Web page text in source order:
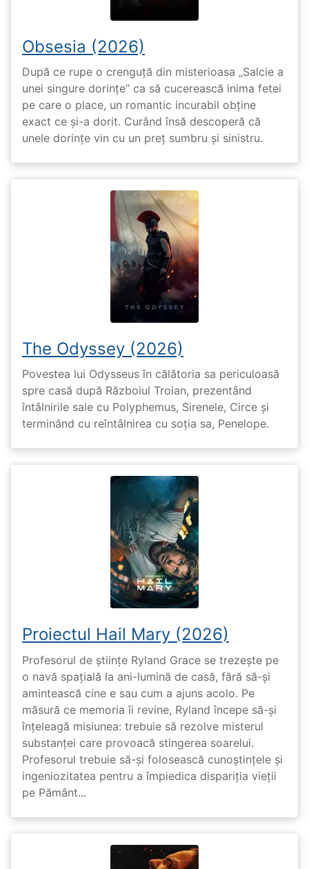
Obsesia (2026)
După ce rupe o crenguță din misterioasa „Salcie a
unei singure dorințe” ca să cucerească inima fetei
pe care o place, un romantic incurabil obține
exact ce și-a dorit. Curând însă descoperă că
unele dorințe vin cu un preț sumbru și sinistru.
The Odyssey (2026)
Povestea lui Odysseus în călătoria sa periculoasă
spre casă după Războiul Troian, prezentând
întâlnirile sale cu Polyphemus, Sirenele, Circe și
terminând cu reîntâlnirea cu soția sa, Penelope.
Proiectul Hail Mary (2026)
Profesorul de științe Ryland Grace se trezește pe
o navă spațială la ani-lumină de casă, fără să-și
amintească cine e sau cum a ajuns acolo. Pe
măsură ce memoria îi revine, Ryland începe să-și
înțeleagă misiunea: trebuie să rezolve misterul
substanței care provoacă stingerea soarelui.
Profesorul trebuie să-și folosească cunoștințele și
ingeniozitatea pentru a împiedica dispariția vieții
pe Pământ...